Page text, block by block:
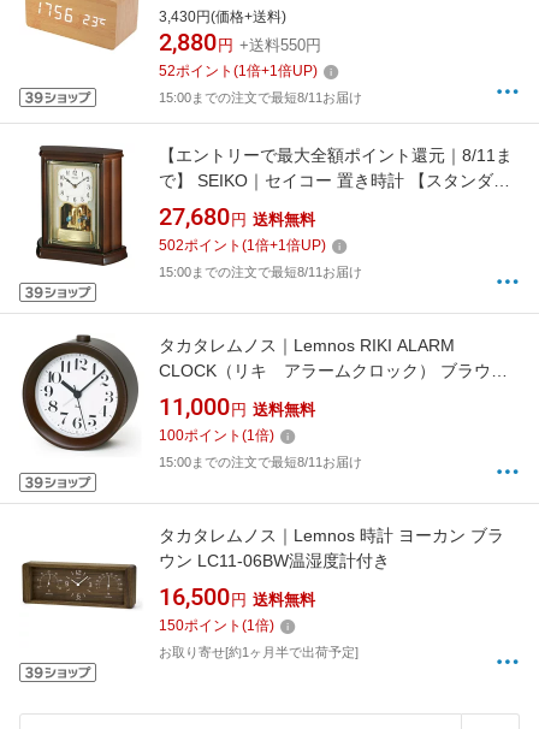
GOLWIS ライトブラウン CLK0002LB
3,430円(価格+送料)
2,880 円 +送料550円
52ポイント (1倍+1倍UP)
15:00までの注文で最短8/11お届け
【エントリーで最大全額ポイント還元｜8/11ま
で】 SEIKO｜セイコー 置き時計 【スタンダー
ド】 濃茶木地 BY233B [電波自動受信機能有]
27,680 円 送料無料
502ポイント (1倍+1倍UP)
15:00までの注文で最短8/11お届け
タカタレムノス｜Lemnos RIKI ALARM
CLOCK（リキ アラームクロック） ブラウン
WR0915BW [アナログ]
11,000 円 送料無料
100ポイント (1倍)
15:00までの注文で最短8/11お届け
タカタレムノス｜Lemnos 時計 ヨーカン ブラ
ウン LC11-06BW温湿度計付き
16,500 円 送料無料
150ポイント (1倍)
お取り寄せ[約1ヶ月半で出荷予定]